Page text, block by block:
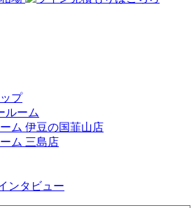
プ
ルーム
ム 伊豆の国韮山店
ム 三島店
ンタビュー